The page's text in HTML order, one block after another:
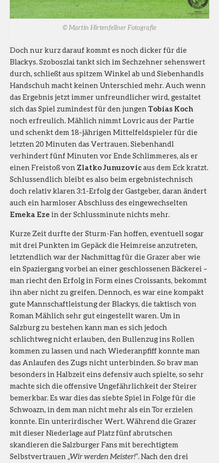
© Martin Hirtenfellner Fotografie
Doch nur kurz darauf kommt es noch dicker für die
Blackys. Szoboszlai tankt sich im Sechzehner sehenswert
durch, schließt aus spitzem Winkel ab und Siebenhandls
Handschuh macht keinen Unterschied mehr. Auch wenn
das Ergebnis jetzt immer unfreundlicher wird, gestaltet
sich das Spiel zumindest für den jungen Tobias Koch
noch erfreulich. Mählich nimmt Lovric aus der Partie
und schenkt dem 18-jährigen Mittelfeldspieler für die
letzten 20 Minuten das Vertrauen. Siebenhandl
verhindert fünf Minuten vor Ende Schlimmeres, als er
einen Freistoß von Zlatko Junuzovicaus dem Eck kratzt.
Schlussendlich bleibt es also beim ergebnistechnisch
doch relativ klaren 3:1-Erfolg der Gastgeber, daran ändert
auch ein harmloser Abschluss des eingewechselten
Emeka Eze in der Schlussminute nichts mehr.
Kurze Zeit durfte der Sturm-Fan hoffen, eventuell sogar
mit drei Punkten im Gepäck die Heimreise anzutreten,
letztendlich war der Nachmittag für die Grazer aber wie
ein Spaziergang vorbei an einer geschlossenen Bäckerei –
man riecht den Erfolg in Form eines Croissants, bekommt
ihn aber nicht zu greifen. Dennoch, es war eine kompakt
gute Mannschaftleistung der Blackys, die taktisch von
Roman Mählich sehr gut eingestellt waren. Um in
Salzburg zu bestehen kann man es sich jedoch
schlichtweg nicht erlauben, den Bullenzug ins Rollen
kommen zu lassen und nach Wiederanpfiff konnte man
das Anlaufen des Zugs nicht unterbinden. So brav man
besonders in Halbzeit eins defensiv auch spielte, so sehr
machte sich die offensive Ungefährlichkeit der Steirer
bemerkbar. Es war dies das siebte Spiel in Folge für die
Schwoazn, in dem man nicht mehr als ein Tor erzielen
konnte. Ein unterirdischer Wert. Während die Grazer
mit dieser Niederlage auf Platz fünf abrutschen
skandieren die Salzburger Fans mit berechtigtem
Selbstvertrauen „Wir werden Meister!“. Nach den drei